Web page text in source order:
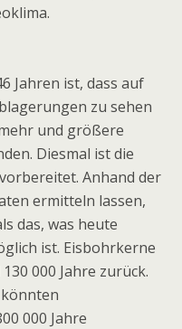
Jahren ist, dass auf
zu sehen
und größere
Diesmal ist die
Anhand der
ermitteln lassen,
das, was heute
ist. Eisbohrkerne
000 Jahre zurück.
000 Jahre